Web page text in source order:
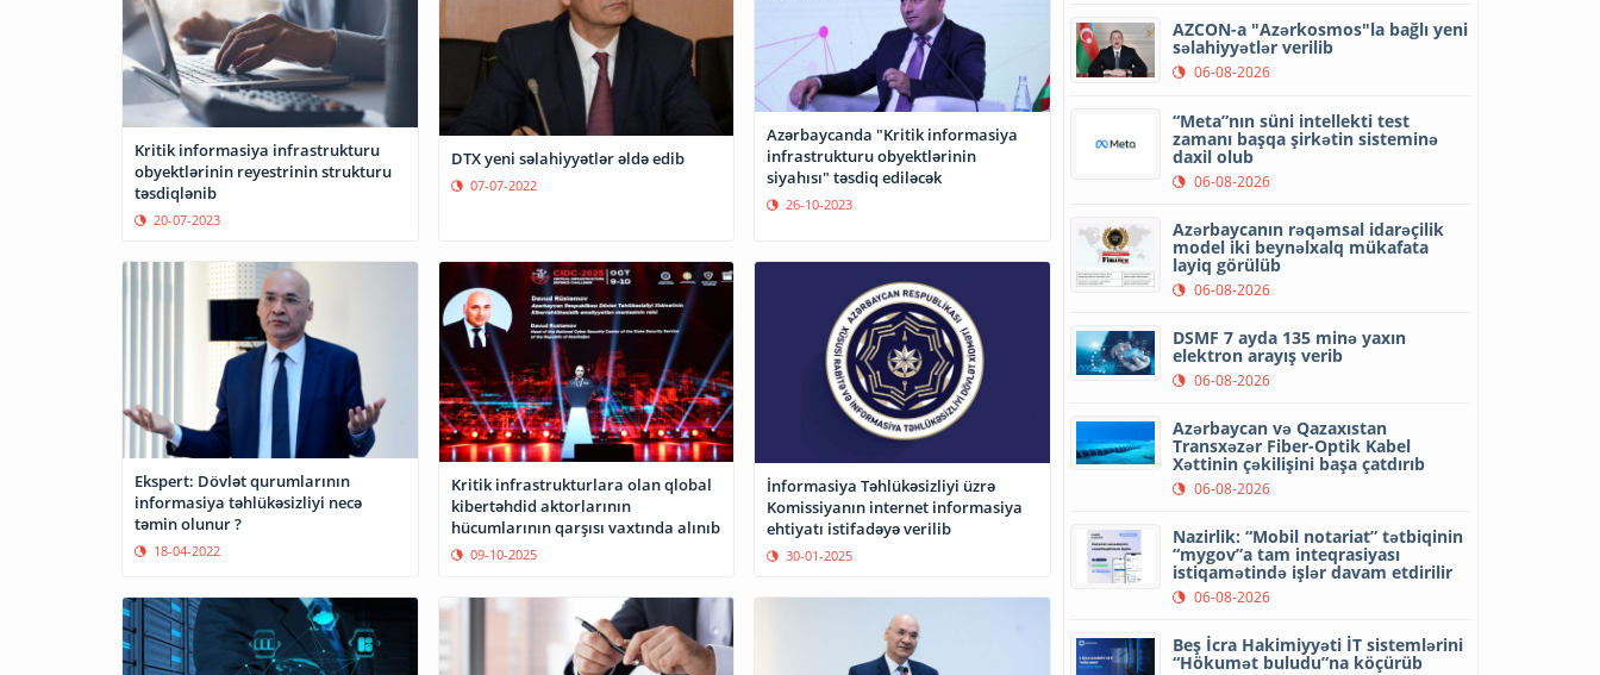
Kritik informasiya infrastrukturu
obyektlərinin reyestrinin strukturu
təsdiqlənib
20-07-2023
DTX yeni səlahiyyətlər əldə edib
07-07-2022
Azərbaycanda "Kritik informasiya
infrastrukturu obyektlərinin
siyahısı" təsdiq ediləcək
26-10-2023
Ekspert: Dövlət qurumlarının
informasiya təhlükəsizliyi necə
təmin olunur ?
18-04-2022
Kritik infrastrukturlara olan qlobal
kibertəhdid aktorlarının
hücumlarının qarşısı vaxtında alınıb
09-10-2025
İnformasiya Təhlükəsizliyi üzrə
Komissiyanın internet informasiya
ehtiyatı istifadəyə verilib
30-01-2025
AZCON-a "Azərkosmos"la bağlı yeni
səlahiyyətlər verilib
06-08-2026
“Meta”nın süni intellekti test
zamanı başqa şirkətin sisteminə
daxil olub
06-08-2026
Azərbaycanın rəqəmsal idarəçilik
model iki beynəlxalq mükafata
layiq görülüb
06-08-2026
DSMF 7 ayda 135 minə yaxın
elektron arayış verib
06-08-2026
Azərbaycan və Qazaxıstan
Transxəzər Fiber-Optik Kabel
Xəttinin çəkilişini başa çatdırıb
06-08-2026
Nazirlik: “Mobil notariat” tətbiqinin
“mygov”a tam inteqrasiyası
istiqamətində işlər davam etdirilir
06-08-2026
Beş İcra Hakimiyyəti İT sistemlərini
“Hökumət buludu”na köçürüb